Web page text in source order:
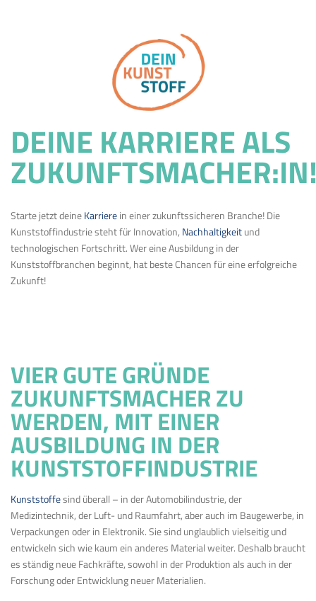
DEINE KARRIERE ALS
Starte jetzt deineKarrierein einer zukunftssicheren Branche! Die
Kunststoffindustrie steht für Innovation, Nachhaltigkeitund
technologischen Fortschritt. Wer eine Ausbildung in der
Kunststoffbranchen beginnt, hat beste Chancen für eine erfolgreiche
Zukunft!
VIER GUTE GRÜNDE
ZUKUNFTSMACHER ZU
WERDEN, MIT EINER
AUSBILDUNG IN DER
KUNSTSTOFFINDUSTRIE
Kunststoffesind überall – in der Automobilindustrie, der
Medizintechnik, der Luft- und Raumfahrt, aber auch im Baugewerbe, in
Verpackungen oder in Elektronik. Sie sind unglaublich vielseitig und
entwickeln sich wie kaum ein anderes Material weiter. Deshalb braucht
es ständig neue Fachkräfte, sowohl in der Produktion als auch in der
Forschung oder Entwicklung neuer Materialien.